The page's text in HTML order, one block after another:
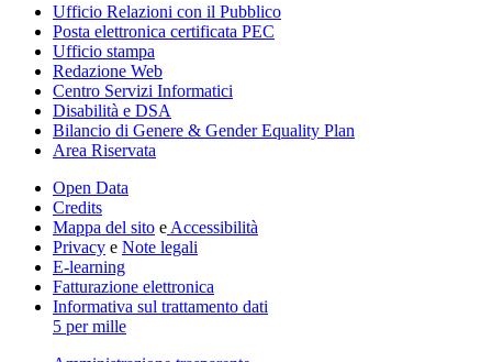
Ufficio Relazioni con il Pubblico
Posta elettronica certificata PEC
Ufficio stampa
Redazione Web
Centro Servizi Informatici
Disabilità e DSA
Bilancio di Genere & Gender Equality Plan
Area Riservata
Open Data
Credits
Mappa del sito e Accessibilità
Privacy e Note legali
E-learning
Fatturazione elettronica
Informativa sul trattamento dati
5 per mille